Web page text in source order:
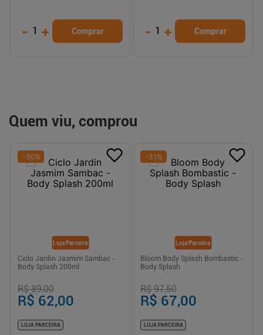
- 1 + Comprar - 1 + Comprar
Quem viu, comprou
Loja Parceira
-30%
Ciclo Jardin Jasmim Sambac -
Body Splash 200ml
R$ 89,00
R$ 62,00
LOJA PARCEIRA
Loja Parceira
-31 %
Bloom Body Splash Bombastic -
Body Splash
R$ 97,50
R$ 67,00
LOJA PARCEIRA